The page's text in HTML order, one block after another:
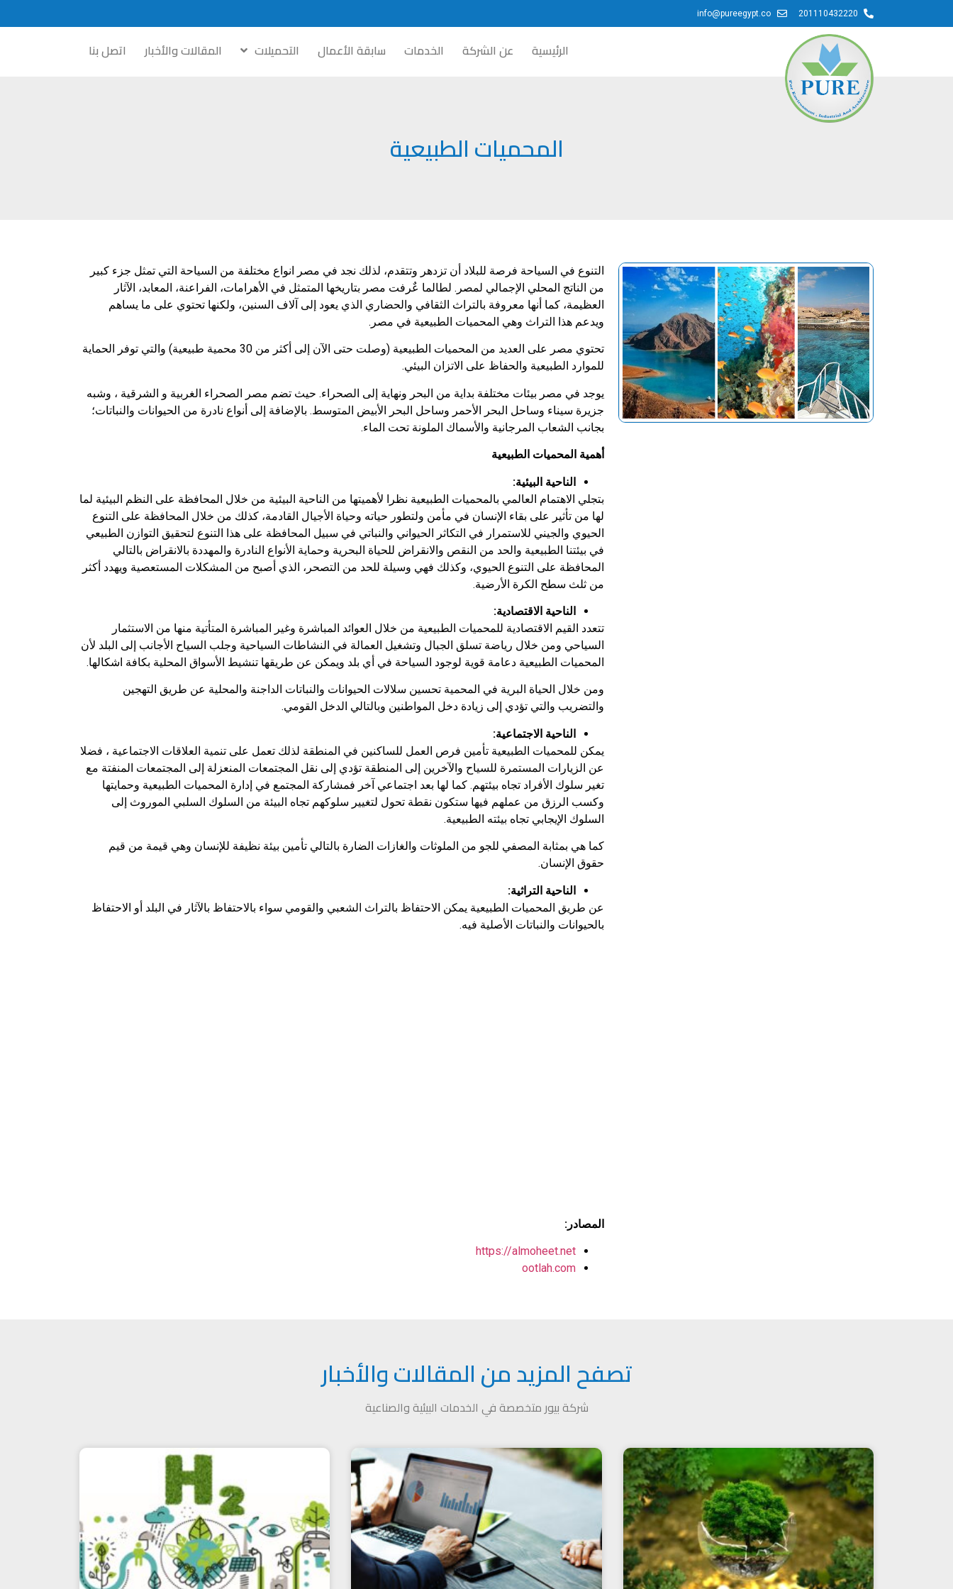
201110432220
info@pureegypt.co
الرئيسية عن الشركة الخدمات سابقة الأعمال التحميلات المقالات والأخبار اتصل بنا
المحميات الطبيعية
التنوع في السياحة فرصة للبلاد أن تزدهر وتتقدم، لذلك نجد في مصر انواع مختلفة من السياحة التي تمثل جزء كبير
من الناتج المحلي الإجمالي لمصر. لطالما عٌرفت مصر بتاريخها المتمثل في الأهرامات، الفراعنة، المعابد، الآثار
العظيمة، كما أنها معروفة بالتراث الثقافي والحضاري الذي يعود إلى آلاف السنين، ولكنها تحتوي على ما يساهم
ويدعم هذا التراث وهي المحميات الطبيعية في مصر.
تحتوي مصر على العديد من المحميات الطبيعية (وصلت حتى الآن إلى أكثر من 30 محمية طبيعية) والتي توفر الحماية
للموارد الطبيعية والحفاظ على الاتزان البيئي.
يوجد في مصر بيئات مختلفة بداية من البحر ونهاية إلى الصحراء. حيث تضم مصر الصحراء الغربية و الشرقية ، وشبه
جزيرة سيناء وساحل البحر الأحمر وساحل البحر الأبيض المتوسط. بالإضافة إلى أنواع نادرة من الحيوانات والنباتات؛
بجانب الشعاب المرجانية والأسماك الملونة تحت الماء.
أهمية المحميات الطبيعية
الناحية البيئية:
بتجلي الاهتمام العالمي بالمحميات الطبيعية نظرا لأهميتها من الناحية البيئية من خلال المحافظة على النظم البيئية لما
لها من تأثير على بقاء الإنسان في مأمن ولتطور حياته وحياة الأجيال القادمة، كذلك من خلال المحافظة على التنوع
الحيوي والجيني للاستمرار في التكاثر الحيواني والنباتي في سبيل المحافظة على هذا التنوع لتحقيق التوازن الطبيعي
في بيئتنا الطبيعية والحد من النقص والانقراض للحياة البحرية وحماية الأنواع النادرة والمهددة بالانقراض بالتالي
المحافظة على التنوع الحيوي، وكذلك فهي وسيلة للحد من التصحر، الذي أصبح من المشكلات المستعصية ويهدد أكثر
من ثلث سطح الكرة الأرضية.
الناحية الاقتصادية:
تتعدد القيم الاقتصادية للمحميات الطبيعية من خلال العوائد المباشرة وغير المباشرة المتأتية منها من الاستثمار
السياحي ومن خلال رياضة تسلق الجبال وتشغيل العمالة في النشاطات السياحية وجلب السياح الأجانب إلى البلد لأن
المحميات الطبيعية دعامة قوية لوجود السياحة في أي بلد ويمكن عن طريقها تنشيط الأسواق المحلية بكافة اشكالها.
ومن خلال الحياة البرية في المحمية تحسين سلالات الحيوانات والنباتات الداجنة والمحلية عن طريق التهجين
والتضريب والتي تؤدي إلى زيادة دخل المواطنين وبالتالي الدخل القومي.
الناحية الاجتماعية:
يمكن للمحميات الطبيعية تأمين فرص العمل للساكنين في المنطقة لذلك تعمل على تنمية العلاقات الاجتماعية ، فضلا
عن الزيارات المستمرة للسياح والآخرين إلى المنطقة تؤدي إلى نقل المجتمعات المنعزلة إلى المجتمعات المنفتة مع
تغير سلوك الأفراد تجاه بيئتهم. كما لها بعد اجتماعي آخر فمشاركة المجتمع في إدارة المحميات الطبيعية وحمايتها
وكسب الرزق من عملهم فيها ستكون نقطة تحول لتغيير سلوكهم تجاه البيئة من السلوك السلبي الموروث إلى
السلوك الإيجابي تجاه بيئته الطبيعية.
كما هي بمثابة المصفي للجو من الملوثات والغازات الضارة بالتالي تأمين بيئة نظيفة للإنسان وهي قيمة من قيم
حقوق الإنسان.
الناحية التراثية:
عن طريق المحميات الطبيعية يمكن الاحتفاظ بالتراث الشعبي والقومي سواء بالاحتفاظ بالآثار في البلد أو الاحتفاظ
بالحيوانات والنباتات الأصلية فيه.
المصادر:
https://almoheet.net
ootlah.com
تصفح المزيد من المقالات والأخبار
شركة بيور متخصصة في الخدمات البيئية والصناعية